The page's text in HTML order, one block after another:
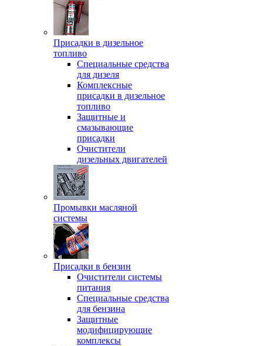
Присадки в дизельное
топливо
Спeциальные средства
для дизеля
Комплексные
присадки в дизельное
топливо
Защитные и
смазывающие
присадки
Очистители
дизельных двигателей
Промывки масляной
системы
Присадки в бензин
Очистители системы
питания
Специальные срeдства
для бензина
Защитные
модифицирующие
комплексы